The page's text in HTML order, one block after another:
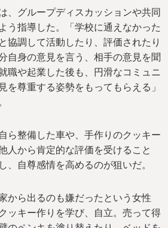
、グループディスカッションや共同
う指導した。「学校に通えなかった
協調して活動したり、評価されたり
自身の意見を言う、相手の意見を聞
職や起業した後も、円滑なコミュニ
を尊重する姿勢をもってもらえる」
ら整備した車や、手作りのクッキー
人から肯定的な評価を受けること
、自尊感情を高めるのが狙いだ。
から出るのも嫌だったという女性
ッキー作りを学び、自立。売って得